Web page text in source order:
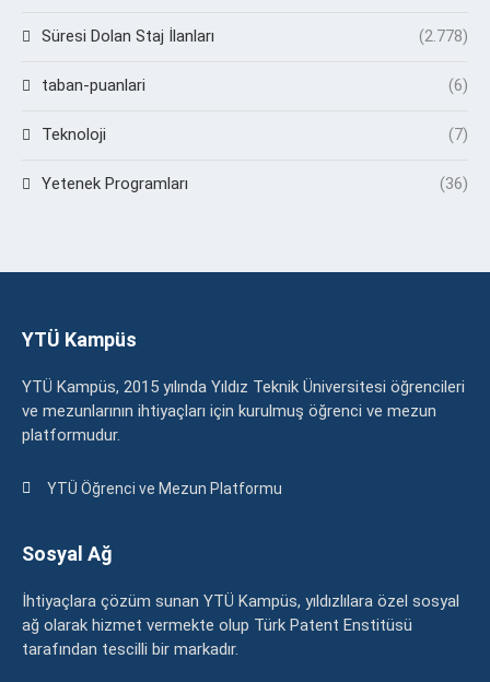
Süresi Dolan Staj İlanları (2.778)
taban-puanlari (6)
Teknoloji (7)
Yetenek Programları (36)
YTÜ Kampüs
YTÜ Kampüs, 2015 yılında Yıldız Teknik Üniversitesi öğrencileri
ve mezunlarının ihtiyaçları için kurulmuş öğrenci ve mezun
platformudur.
YTÜ Öğrenci ve Mezun Platformu
Sosyal Ağ
İhtiyaçlara çözüm sunan YTÜ Kampüs, yıldızlılara özel sosyal
ağ olarak hizmet vermekte olup Türk Patent Enstitüsü
tarafından tescilli bir markadır.